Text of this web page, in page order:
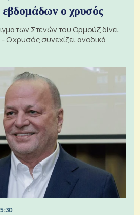
ο χρυσός
των Στενών του Ορμούζ δίνει
Ο χρυσός συνεχίζει ανοδικά